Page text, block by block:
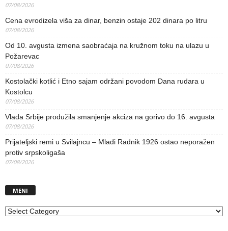
07/08/2026
Cena evrodizela viša za dinar, benzin ostaje 202 dinara po litru
07/08/2026
Od 10. avgusta izmena saobraćaja na kružnom toku na ulazu u
Požarevac
07/08/2026
Kostolački kotlić i Etno sajam održani povodom Dana rudara u
Kostolcu
07/08/2026
Vlada Srbije produžila smanjenje akciza na gorivo do 16. avgusta
07/08/2026
Prijateljski remi u Svilajncu – Mladi Radnik 1926 ostao neporažen
protiv srpskoligaša
07/08/2026
MENI
MENI